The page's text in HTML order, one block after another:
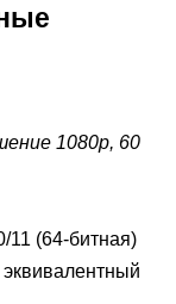
1080p, 60
11 (64-битная)